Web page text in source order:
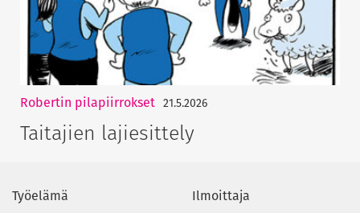
Robertin pilapiirrokset 21.5.2026
Taitajien lajiesittely
Työelämä
Ilmoittaja